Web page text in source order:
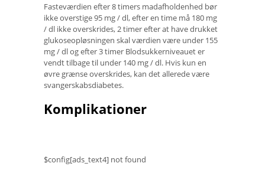
Fasteværdien efter 8 timers madafholdenhed bør
ikke overstige 95 mg / dl, efter en time må 180 mg
/ dl ikke overskrides, 2 timer efter at have drukket
glukoseopløsningen skal værdien være under 155
mg / dl og efter 3 timer Blodsukkerniveauet er
vendt tilbage til under 140 mg / dl. Hvis kun en
øvre grænse overskrides, kan det allerede være
svangerskabsdiabetes.
Komplikationer
$config[ads_text4] not found